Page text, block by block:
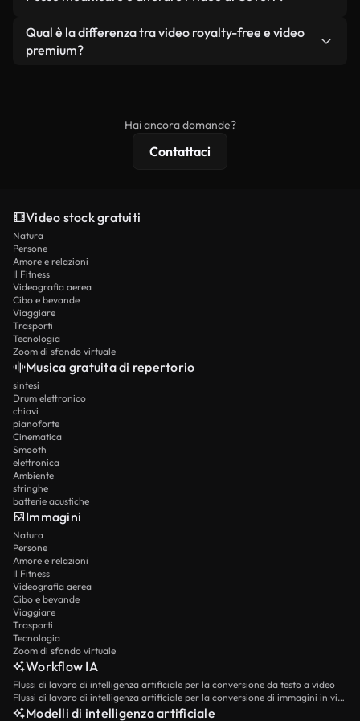
reali o generati dall'intelligenza artificiale, include
filigrane. Avrai a disposizione filmati puliti e pronti
all'uso.
Sì. Siete liberi di tagliare, ritagliare o remixare i
nostri video. Assicuratevi solo che il prodotto
Qual è la differenza tra video royalty-free e video
premium?
Hai ancora domande?
Contattaci
Video stock gratuiti
Natura
Persone
Amore e relazioni
Il Fitness
Videografia aerea
Cibo e bevande
Viaggiare
Trasporti
Tecnologia
Zoom di sfondo virtuale
Musica gratuita di repertorio
sintesi
Drum elettronico
chiavi
pianoforte
Cinematica
Smooth
elettronica
Ambiente
stringhe
batterie acustiche
Immagini
Natura
Persone
Amore e relazioni
Il Fitness
Videografia aerea
Cibo e bevande
Viaggiare
Trasporti
Tecnologia
Zoom di sfondo virtuale
Workflow IA
Flussi di lavoro di intelligenza artificiale per la conversione da testo a video
Flussi di lavoro di intelligenza artificiale per la conversione di immagini in video
Modelli di intelligenza artificiale